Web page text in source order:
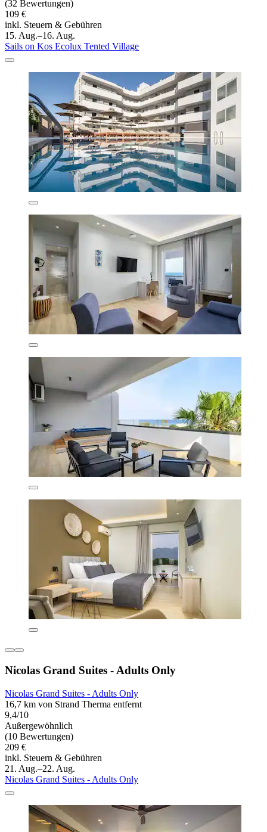
(32 Bewertungen)
109 €
inkl. Steuern & Gebühren
15. Aug.–16. Aug.
Sails on Kos Ecolux Tented Village
Nicolas Grand Suites - Adults Only
Nicolas Grand Suites - Adults Only
16,7 km von Strand Therma entfernt
9,4/10
Außergewöhnlich
(10 Bewertungen)
209 €
inkl. Steuern & Gebühren
21. Aug.–22. Aug.
Nicolas Grand Suites - Adults Only